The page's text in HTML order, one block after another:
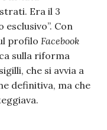
Era il 3
Con
profilo Facebook
sulla riforma
che si avvia a
definitiva, ma che